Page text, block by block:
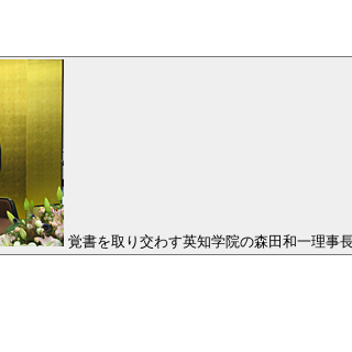
覚書を取り交わす英知学院の森田和一理事